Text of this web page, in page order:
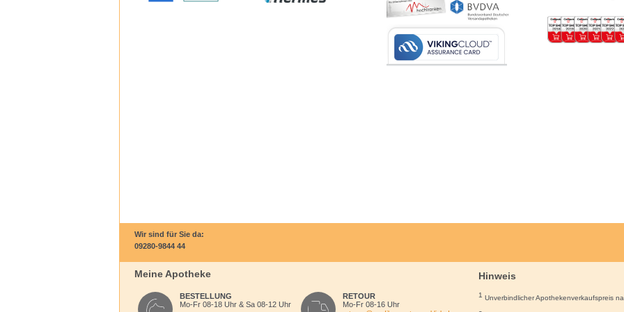
Wir sind für Sie da:
09280-9844 44
Meine Apotheke
BESTELLUNG
Mo-Fr 08-18 Uhr & Sa 08-12 Uhr
RETOUR
Mo-Fr 08-16 Uhr
Hinweis
1 Unverbindlicher Apothekenverkaufspreis